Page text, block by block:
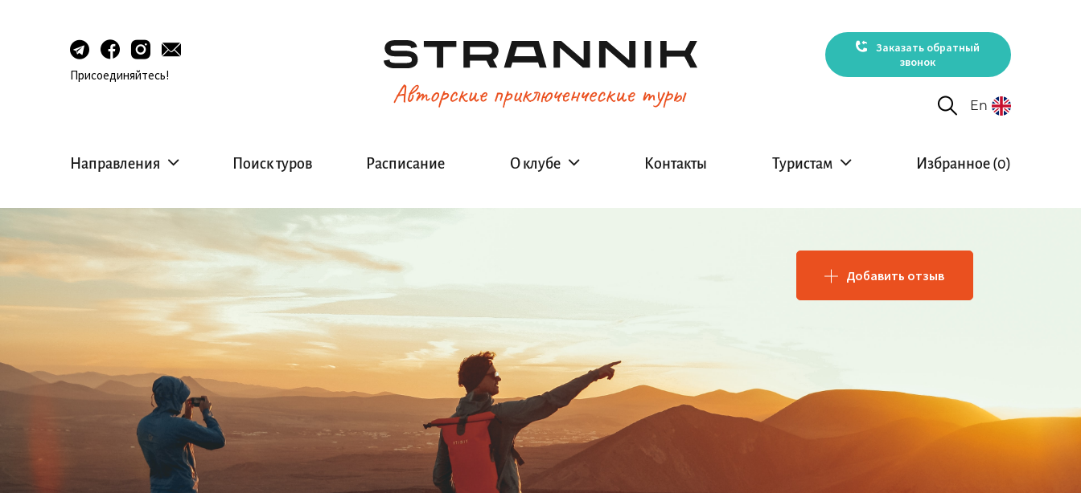
Присоединяйтесь!
Заказать обратный
звонок
En
Направления Поиск туров Расписание О клубе Контакты Туристам Избранное (0)
Добавить отзыв